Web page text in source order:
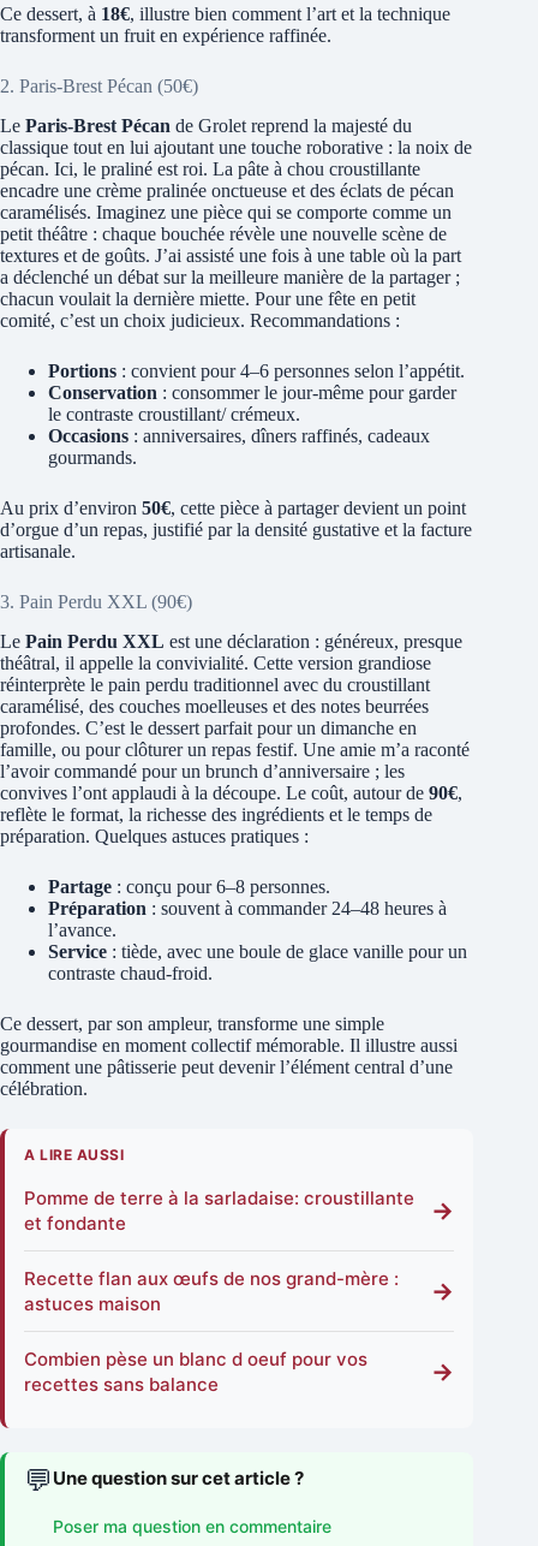
Ce dessert, à 18€, illustre bien comment l’art et la technique
transforment un fruit en expérience raffinée.
2. Paris-Brest Pécan (50€)
Le Paris-Brest Pécan de Grolet reprend la majesté du
classique tout en lui ajoutant une touche roborative : la noix de
pécan. Ici, le praliné est roi. La pâte à chou croustillante
encadre une crème pralinée onctueuse et des éclats de pécan
caramélisés. Imaginez une pièce qui se comporte comme un
petit théâtre : chaque bouchée révèle une nouvelle scène de
textures et de goûts. J’ai assisté une fois à une table où la part
a déclenché un débat sur la meilleure manière de la partager ;
chacun voulait la dernière miette. Pour une fête en petit
comité, c’est un choix judicieux. Recommandations :
Portions : convient pour 4–6 personnes selon l’appétit.
Conservation : consommer le jour-même pour garder
le contraste croustillant/ crémeux.
Occasions : anniversaires, dîners raffinés, cadeaux
gourmands.
Au prix d’environ 50€, cette pièce à partager devient un point
d’orgue d’un repas, justifié par la densité gustative et la facture
artisanale.
3. Pain Perdu XXL (90€)
Le Pain Perdu XXL est une déclaration : généreux, presque
théâtral, il appelle la convivialité. Cette version grandiose
réinterprète le pain perdu traditionnel avec du croustillant
caramélisé, des couches moelleuses et des notes beurrées
profondes. C’est le dessert parfait pour un dimanche en
famille, ou pour clôturer un repas festif. Une amie m’a raconté
l’avoir commandé pour un brunch d’anniversaire ; les
convives l’ont applaudi à la découpe. Le coût, autour de 90€,
reflète le format, la richesse des ingrédients et le temps de
préparation. Quelques astuces pratiques :
Partage : conçu pour 6–8 personnes.
Préparation : souvent à commander 24–48 heures à
l’avance.
Service : tiède, avec une boule de glace vanille pour un
contraste chaud-froid.
Ce dessert, par son ampleur, transforme une simple
gourmandise en moment collectif mémorable. Il illustre aussi
comment une pâtisserie peut devenir l’élément central d’une
célébration.
A LIRE AUSSI
Pomme de terre à la sarladaise: croustillante
et fondante
→
Recette flan aux œufs de nos grand-mère :
astuces maison
→
Combien pèse un blanc d oeuf pour vos
recettes sans balance
→
💬 Une question sur cet article ?
Poser ma question en commentaire